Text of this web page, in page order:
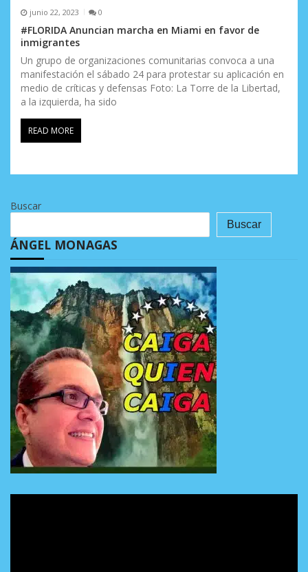
junio 22, 2023 0
#FLORIDA Anuncian marcha en Miami en favor de
inmigrantes
Un grupo de organizaciones comunitarias convoca a una
manifestación el sábado 24 para protestar su aplicación en
medio de críticas y defensas Foto: La Torre de la Libertad,
a la izquierda, ha sido
READ MORE
Buscar
Buscar
ÁNGEL MONAGAS